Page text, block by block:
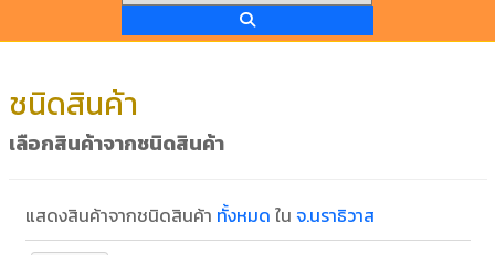
ชนิดสินค้า
เลือกสินค้าจากชนิดสินค้า
แสดงสินค้าจากชนิดสินค้า ทั้งหมด ใน จ.นราธิวาส